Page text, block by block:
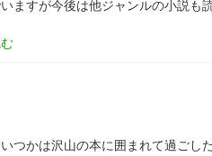
ますが今後は他ジャンルの小説も
つかは沢山の本に囲まれて過ごし